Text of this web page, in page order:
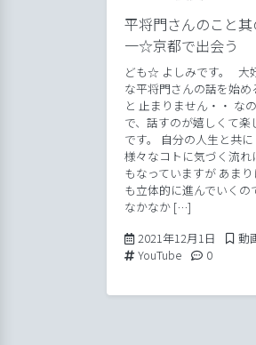
平将門さんのこと其
一☆京都で出会う
ども☆ よしみです。 大
な平将門さんの話を始め
と 止まりません・・ なの
で、話すのが嬉しくて楽
です。 自分の人生と共に
様々なコトに気づく流れ
もなっていますが あまり
も立体的に進んでいくの
なかなか […]
2021年12月1日 2021年
動
Tags:
YouTube Comments:
0